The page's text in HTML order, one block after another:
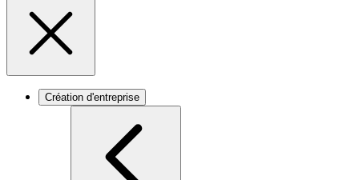
Création d'entreprise